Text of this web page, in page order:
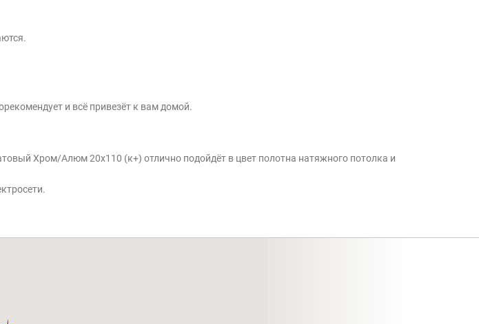
и всё привезёт к вам домой.
Хром/Алюм 20x110 (к+) отлично подойдёт в цвет полотна натяжного потолка и